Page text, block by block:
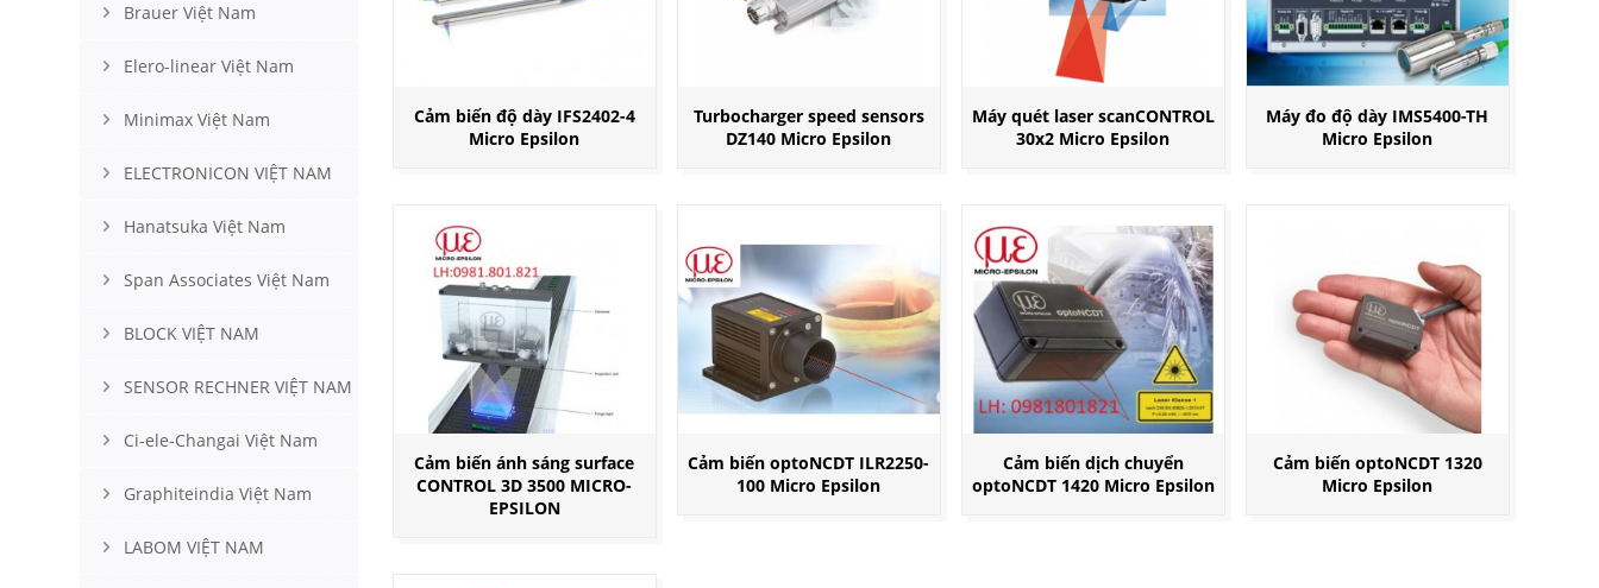
Brauer Việt Nam
Elero-linear Việt Nam
Minimax Việt Nam
ELECTRONICON VIỆT NAM
Hanatsuka Việt Nam
Span Associates Việt Nam
BLOCK VIỆT NAM
SENSOR RECHNER VIỆT NAM
Ci-ele-Changai Việt Nam
Graphiteindia Việt Nam
LABOM VIỆT NAM
Cảm biến độ dày IFS2402-4
Micro Epsilon
Turbocharger speed sensors
DZ140 Micro Epsilon
Máy quét laser scanCONTROL
30x2 Micro Epsilon
Máy đo độ dày IMS5400-TH
Micro Epsilon
Cảm biến ánh sáng surface
CONTROL 3D 3500 MICRO-
EPSILON
Cảm biến optoNCDT ILR2250-
100 Micro Epsilon
Cảm biến dịch chuyển
optoNCDT 1420 Micro Epsilon
Cảm biến optoNCDT 1320
Micro Epsilon